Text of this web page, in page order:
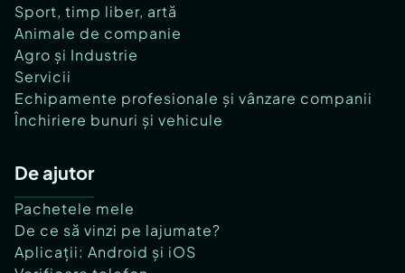
Sport, timp liber, artă
Animale de companie
Agro și Industrie
Servicii
Echipamente profesionale și vânzare companii
Închiriere bunuri și vehicule
De ajutor
Pachetele mele
De ce să vinzi pe lajumate?
Aplicații: Android și iOS